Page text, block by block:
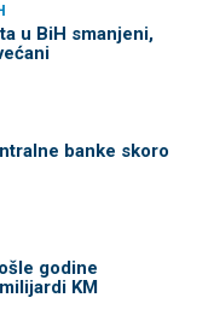
u BiH smanjeni,
banke skoro
godine
KM